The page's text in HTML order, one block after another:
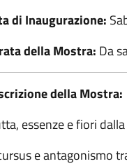
di Inaugurazione:
della Mostra: Da
della Mostra:
essenze e fiori
e antagonismo